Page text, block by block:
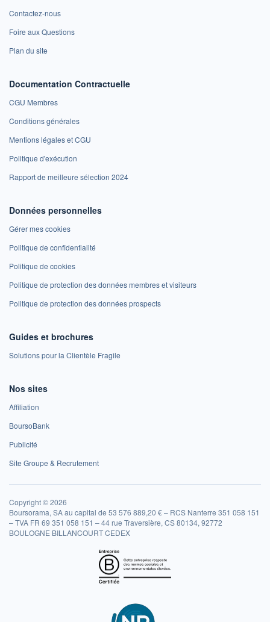
Contactez-nous
Foire aux Questions
Plan du site
Documentation Contractuelle
CGU Membres
Conditions générales
Mentions légales et CGU
Politique d'exécution
Rapport de meilleure sélection 2024
Données personnelles
Gérer mes cookies
Politique de confidentialité
Politique de cookies
Politique de protection des données membres et visiteurs
Politique de protection des données prospects
Guides et brochures
Solutions pour la Clientèle Fragile
Nos sites
Affiliation
BoursoBank
Publicité
Site Groupe & Recrutement
Copyright © 2026
Boursorama, SA au capital de 53 576 889,20 € – RCS Nanterre 351 058 151
– TVA FR 69 351 058 151 – 44 rue Traversière, CS 80134, 92772
BOULOGNE BILLANCOURT CEDEX